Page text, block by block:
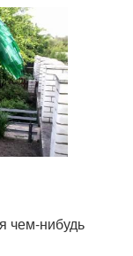
чем-нибудь